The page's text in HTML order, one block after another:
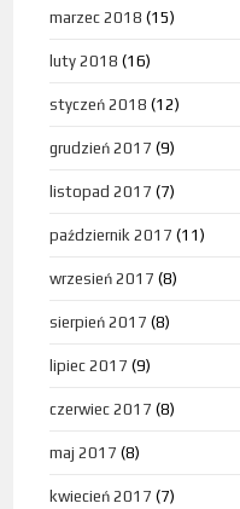
marzec 2018 (15)
luty 2018 (16)
styczeń 2018 (12)
grudzień 2017 (9)
listopad 2017 (7)
październik 2017 (11)
wrzesień 2017 (8)
sierpień 2017 (8)
lipiec 2017 (9)
czerwiec 2017 (8)
maj 2017 (8)
kwiecień 2017 (7)